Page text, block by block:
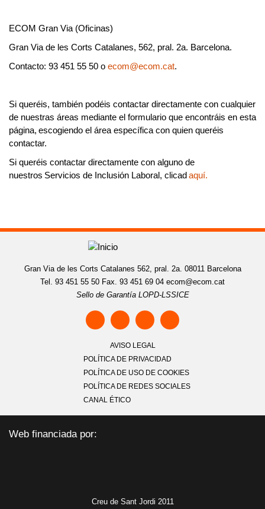
ECOM Gran Via (Oficinas)
Gran Via de les Corts Catalanes, 562, pral. 2a. Barcelona.
Contacto: 93 451 55 50 o ecom@ecom.cat.
Si queréis, también podéis contactar directamente con cualquier
de nuestras áreas mediante el formulario que encontráis en esta
página, escogiendo el área específica con quien queréis
contactar.
Si queréis contactar directamente con alguno de
nuestros Servicios de Inclusión Laboral, clicadaquí.
Gran Via de les Corts Catalanes 562, pral. 2a. 08011 Barcelona
Tel. 93 451 55 50 Fax. 93 451 69 04 ecom@ecom.cat
Sello de Garantía LOPD-LSSICE
AVISO LEGAL
POLÍTICA DE PRIVACIDAD
POLÍTICA DE USO DE COOKIES
POLÍTICA DE REDES SOCIALES
CANAL ÉTICO
Web financiada por:
Creu de Sant Jordi 2011